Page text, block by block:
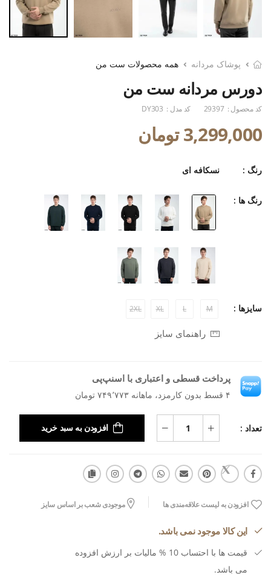
پوشاک مردانه همه محصولات ست من
دورس مردانه ست من
کد محصول : 29397 کد مدل : DY303
3,299,000 تومان
رنگ : نسکافه ای
رنگ ها :
سایزها : M
L
XL
2XL
راهنمای سایز
پرداخت قسطی و اعتباری با اسنپ‌پی
۴ قسط بدون کارمزد، ماهانه ۷۴۹٬۷۷۳ تومان
تعداد : افزودن به سبد خرید
افزودن به لیست علاقه‌مندی ها موجودی شعب بر اساس سایز
این کالا موجود نمی باشد.
قیمت ها با احتساب 10 % مالیات بر ارزش افزوده
می باشد.